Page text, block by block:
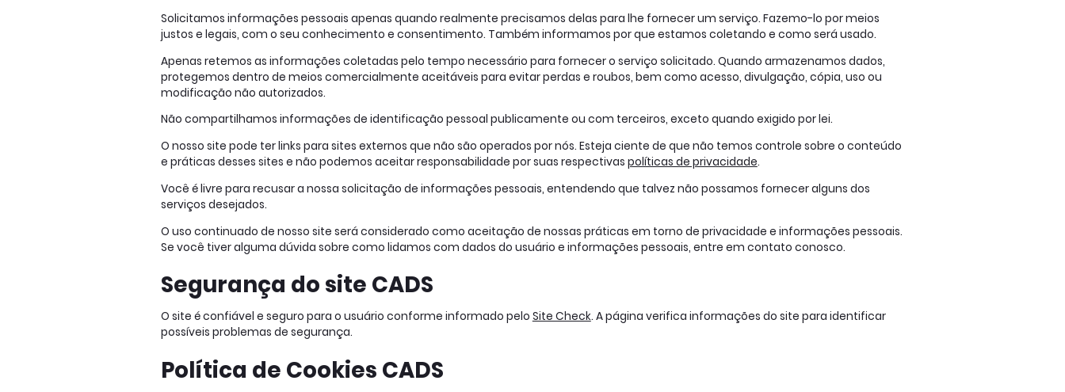
Solicitamos informações pessoais apenas quando realmente precisamos delas para lhe fornecer um serviço. Fazemo-lo por meios
justos e legais, com o seu conhecimento e consentimento. Também informamos por que estamos coletando e como será usado.
Apenas retemos as informações coletadas pelo tempo necessário para fornecer o serviço solicitado. Quando armazenamos dados,
protegemos dentro de meios comercialmente aceitáveis ​​para evitar perdas e roubos, bem como acesso, divulgação, cópia, uso ou
modificação não autorizados.
Não compartilhamos informações de identificação pessoal publicamente ou com terceiros, exceto quando exigido por lei.
O nosso site pode ter links para sites externos que não são operados por nós. Esteja ciente de que não temos controle sobre o conteúdo
e práticas desses sites e não podemos aceitar responsabilidade por suas respectivas políticas de privacidade.
Você é livre para recusar a nossa solicitação de informações pessoais, entendendo que talvez não possamos fornecer alguns dos
serviços desejados.
O uso continuado de nosso site será considerado como aceitação de nossas práticas em torno de privacidade e informações pessoais.
Se você tiver alguma dúvida sobre como lidamos com dados do usuário e informações pessoais, entre em contato conosco.
Segurança do site CADS
O site é confiável e seguro para o usuário conforme informado pelo Site Check. A página verifica informações do site para identificar
possíveis problemas de segurança.
Política de Cookies CADS